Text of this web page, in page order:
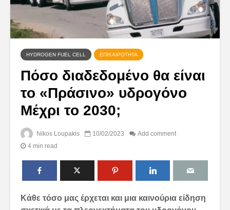
HYDROGEN FUEL CELL ΕΠΙΚΑΙΡΌΤΗΤΑ
Πόσο διαδεδομένο θα είναι
το «Πράσινο» υδρογόνο
Μέχρι το 2030;
Nikos Loupakis 10/02/2023
Add comment
4 min read
Κάθε τόσο μας έρχεται και μια καινούρια είδηση